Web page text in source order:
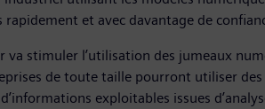
et avec davantage de
va stimuler l’utilisation des jumeaux
de toute taille pourront utiliser
exploitables issues